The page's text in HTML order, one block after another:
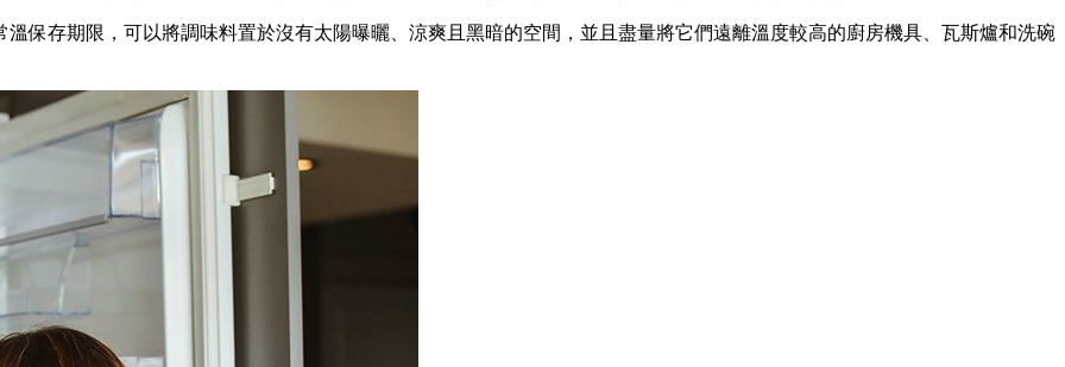
保存期限，可以將調味料置於沒有太陽曝曬、涼爽且黑暗的空間，並且盡量將它們遠離溫度較高的廚房機具、瓦斯爐和洗碗